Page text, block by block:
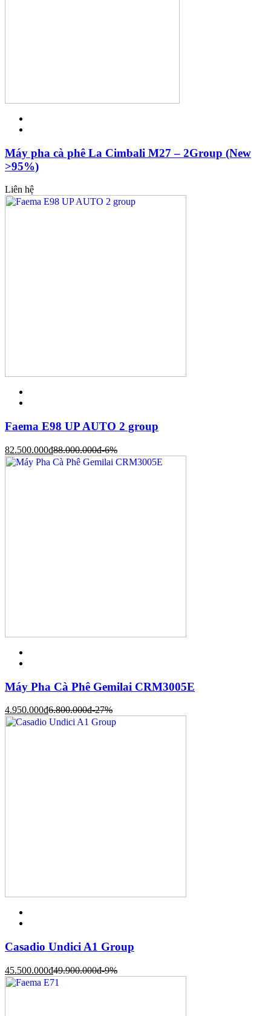
Máy pha cà phê La Cimbali M27 – 2Group (New
>95%)
Liên hệ
Faema E98 UP AUTO 2 group
82.500.000đ88.000.000đ-6%
Máy Pha Cà Phê Gemilai CRM3005E
4.950.000đ6.800.000đ-27%
Casadio Undici A1 Group
45.500.000đ49.900.000đ-9%